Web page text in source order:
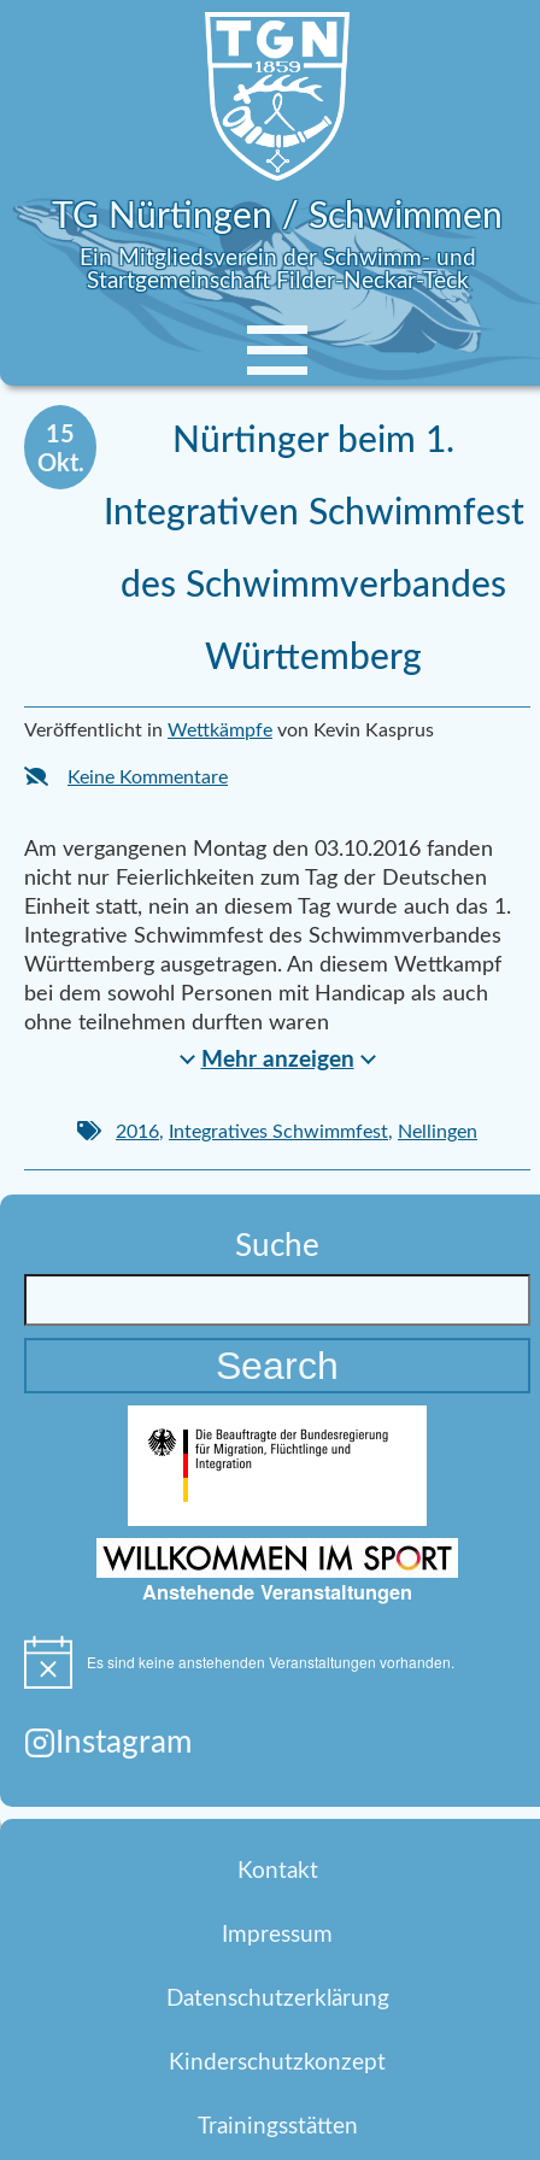
TG Nürtingen / Schwimmen
Ein Mitgliedsverein der Schwimm- und
Startgemeinschaft Filder-Neckar-Teck
15
Okt.
Nürtinger beim 1.
Integrativen Schwimmfest
des Schwimmverbandes
Württemberg
Veröffentlicht in Wettkämpfe von Kevin Kasprus
Keine Kommentare
Am vergangenen Montag den 03.10.2016 fanden
nicht nur Feierlichkeiten zum Tag der Deutschen
Einheit statt, nein an diesem Tag wurde auch das 1.
Integrative Schwimmfest des Schwimmverbandes
Württemberg ausgetragen. An diesem Wettkampf
bei dem sowohl Personen mit Handicap als auch
ohne teilnehmen durften waren
Mehr anzeigen
2016, Integratives Schwimmfest, Nellingen
Suche
Anstehende Veranstaltungen
Hinweis Es sind keine anstehenden Veranstaltungen vorhanden.
Instagram
Kontakt
Impressum
Datenschutzerklärung
Kinderschutzkonzept
Trainingsstätten